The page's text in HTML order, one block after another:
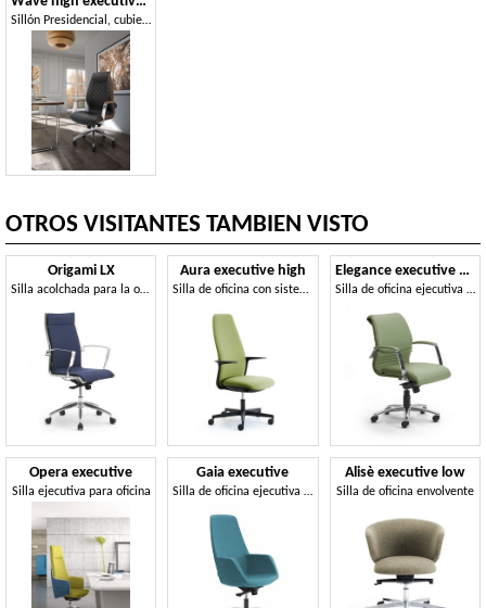
Sillón Presidencial, cubierto de cuero
OTROS VISITANTES TAMBIEN VISTO
Origami LX
Silla acolchada para la oficina con brazos cromados
Aura executive high
Silla de oficina con sistema ergonómico autoajustable.
Elegance executive 2842
Silla de oficina ejecutiva en cuero
Opera executive
Silla ejecutiva para oficina
Gaia executive
Silla de oficina ejecutiva con estilo moderno y minimalista.
Alisè executive low
Silla de oficina envolvente